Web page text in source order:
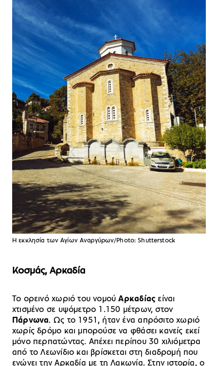
Η εκκλησία των Αγίων Αναργύρων/Photo: Shutterstock
Κοσμάς, Αρκαδία
Το ορεινό χωριό του νομούΑρκαδίας είναι
χτισμένο σε υψόμετρο 1.150 μέτρων, στον
Πάρνωνα. Ως το 1951, ήταν ένα απρόσιτο χωριό
χωρίς δρόμο και μπορούσε να φθάσει κανείς εκεί
μόνο περπατώντας. Απέχει περίπου 30 χιλιόμετρα
από το Λεωνίδιο και βρίσκεται στη διαδρομή που
ενώνει την Αρκαδία με τη Λακωνία. Στην ιστορία, ο